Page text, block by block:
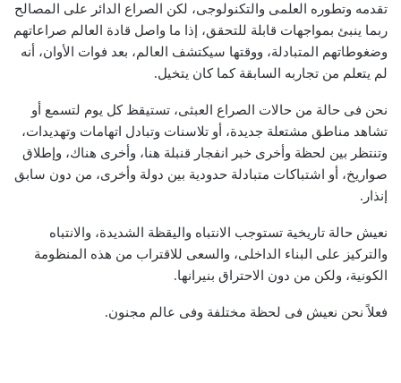
تقدمه وتطوره العلمى والتكنولوجى، لكن الصراع الدائر على المصالح
ربما ينبئ بمواجهات قابلة للتحقق، إذا ما واصل قادة العالم صراعاتهم
وضغوطاتهم المتبادلة، ووقتها سيكتشف العالم، بعد فوات الأوان، أنه
لم يتعلم من تجاربه السابقة كما كان يتخيل.
نحن فى حالة من حالات الصراع العبثى، تستيقظ كل يوم لتسمع أو
تشاهد مناطق مشتعلة جديدة، أو تلاسنات وتبادل اتهامات وتهديدات،
وتنتظر بين لحظة وأخرى خبر انفجار قنبلة هنا، وأخرى هناك، وإطلاق
صواريخ، أو اشتباكات متبادلة حدودية بين دولة وأخرى، من دون سابق
إنذار.
نعيش حالة تاريخية تستوجب الانتباه واليقظة الشديدة، والانتباه
والتركيز على البناء الداخلى، والسعى للاقتراب من هذه المنظومة
الكونية، ولكن من دون الاحتراق بنيرانها.
فعلاً نحن نعيش فى لحظة مختلفة وفى عالم مجنون.